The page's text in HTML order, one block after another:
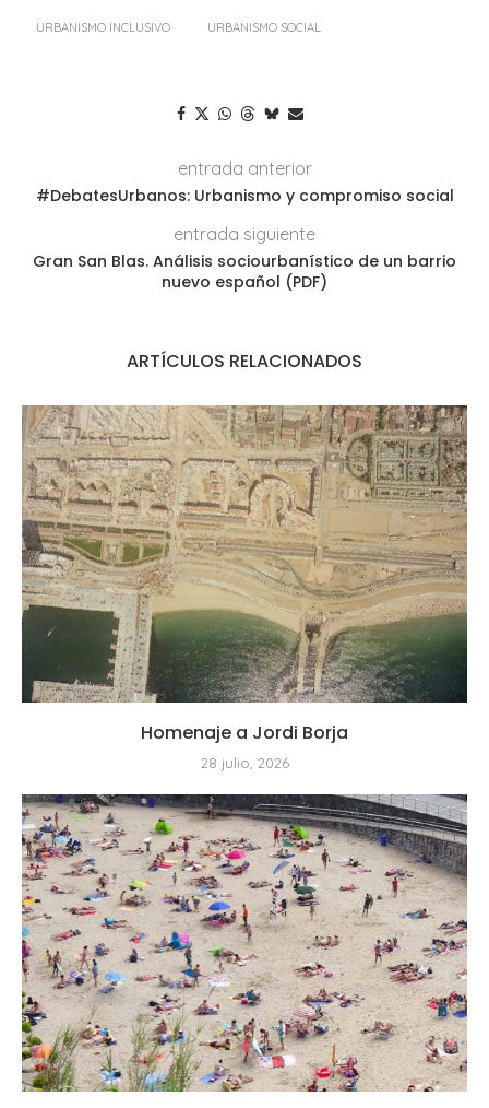
URBANISMO INCLUSIVO URBANISMO SOCIAL
entrada anterior
#DebatesUrbanos: Urbanismo y compromiso social
entrada siguiente
Gran San Blas. Análisis sociourbanístico de un barrio
nuevo español (PDF)
ARTÍCULOS RELACIONADOS
Homenaje a Jordi Borja
28 julio, 2026